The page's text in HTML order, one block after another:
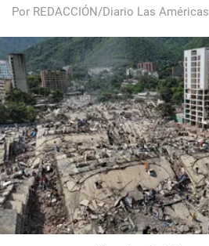
Por REDACCIÓN/Diario Las Américas